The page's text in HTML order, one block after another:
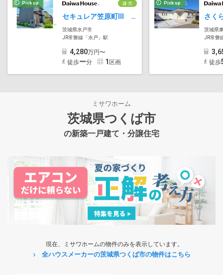
Pick up 建 売
セキュレア笠原町III (分譲住宅)
茨城県水戸市
JR常磐線「水戸」駅
4,280万円〜
徒歩ー分 1 区画
Pick up
茨城県
JR常磐
徒歩
ミサワホーム
茨城県つくば市
の新築一戸建て・分譲住宅
現在、ミサワホームの物件のみを表示しています。
全ハウスメーカーの茨城県つくば市の物件はこちら